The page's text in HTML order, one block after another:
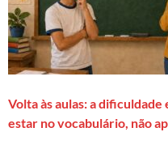
Volta às aulas: a
estar no vocabulário, não